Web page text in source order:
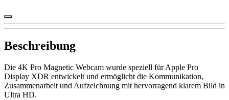
Beschreibung
Die 4K Pro Magnetic Webcam wurde speziell für Apple Pro
Display XDR entwickelt und ermöglicht die Kommunikation,
Zusammenarbeit und Aufzeichnung mit hervorragend klarem Bild in
Ultra HD.